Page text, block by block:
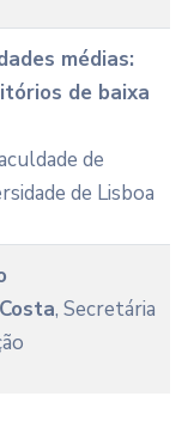
médias:
de baixa
de
de Lisboa
, Secretária